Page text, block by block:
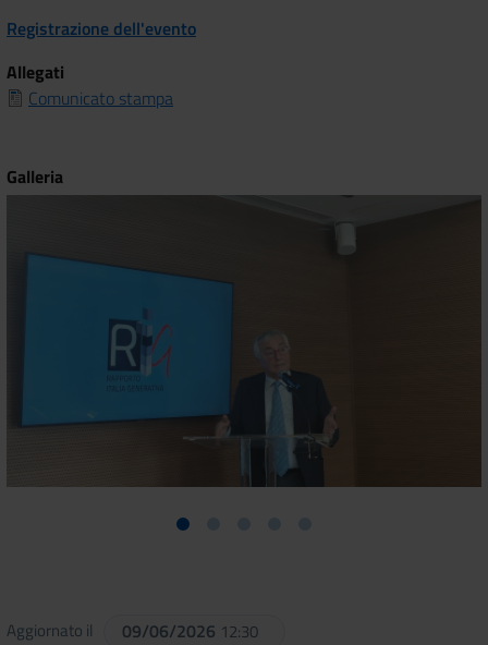
Registrazione dell'evento
Allegati
Comunicato stampa
Galleria
Aggiornato il 09/06/2026 12:30